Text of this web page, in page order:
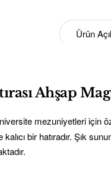
Ürün
Ahşap
mezuniyetleri için
bir hatıradır. Şık